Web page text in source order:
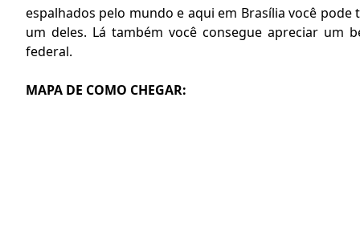
espalhados pelo mundo e aqui em Brasília você
um deles. Lá também você consegue apreciar um
federal.
MAPA DE COMO CHEGAR: